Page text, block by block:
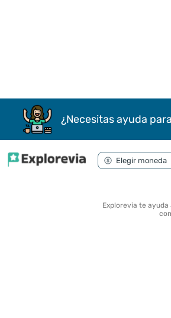
¿Necesitas ayuda
Explorevia te